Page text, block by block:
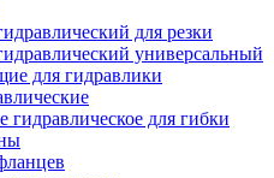
для резки
универсальный
для гидравлики
гидравлическое для гибки